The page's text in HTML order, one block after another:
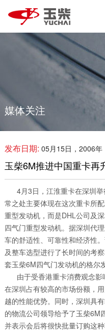
媒体关注
发布日期: 05月15日，2006年
玉柴6M推进中国重卡再
4月3日，江淮重卡在深圳举
常之处主要体现在这次重卡所
重型发动机，而是DHL公司及
四气门重型发动机。据深圳代
车的舒适性、可靠性和经济性
及整车选型进行了长时间的考
套玉柴6M四气门发动机的格尔
由于受香港重卡消费观念影
在深圳占有较高的市场份额，
越的性能优势。同时，深圳具
的物流公司领导给予了玉柴6M
并表示会后将很快批量订购这种